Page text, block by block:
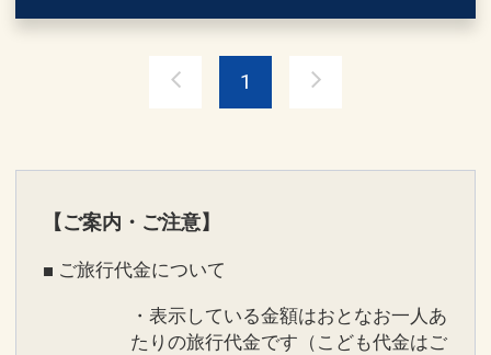
心地よく過ごしていただけるよう、就寝
を行います。
30日
17259615
1
【ご案内・ご注意】
■ ご旅行代金について
・表示している金額はおとなお一人あ
たりの旅行代金です（こども代金はご